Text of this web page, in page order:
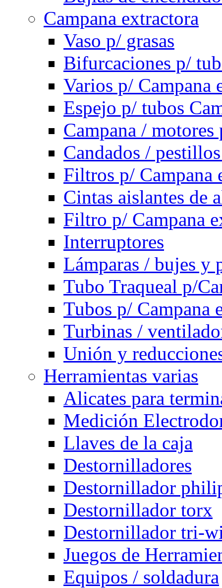
Campana extractora
Vaso p/ grasas
Bifurcaciones p/
Varios p/ Campana
Espejo p/ tubos
Campana /
Candados /
Filtros p/ Campana
Cintas aislantes de
Filtro p/ Campana
Interruptores
Lámparas / bujes y
Tubo Traqueal p/
Tubos p/ Campana
Turbinas /
Unión y
Herramientas varias
Alicates para
Medición
Llaves de la caja
Destornilladores
Destornillador
Destornillador torx
Destornillador tri-
Juegos de
Equipos / soldadura